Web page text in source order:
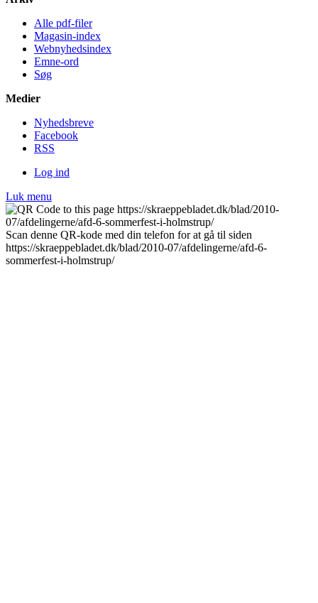
Alle pdf-filer
Magasin-index
Webnyhedsindex
Emne-ord
Søg
Medier
Nyheds­breve
Facebook
RSS
Log ind
Luk menu
Scan denne QR-kode med din telefon for at gå til siden
https://skraeppebladet.dk/blad/2010-07/afdelingerne/afd-6-
sommerfest-i-holmstrup/